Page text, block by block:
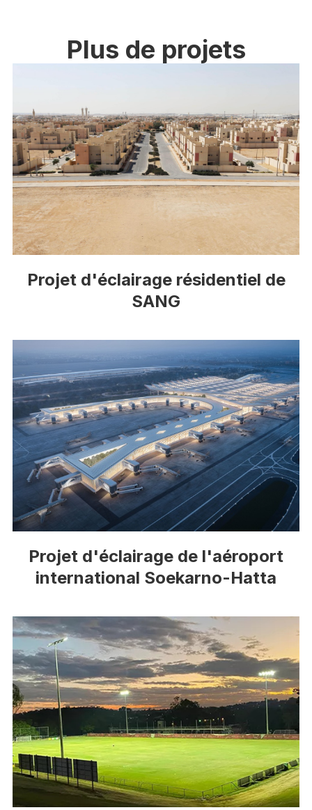
Plus de projets
Projet d'éclairage résidentiel de
SANG
Projet d'éclairage de l'aéroport
international Soekarno-Hatta